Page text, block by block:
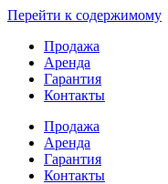
Перейти к содержимому
Продажа
Аренда
Гарантия
Контакты
Продажа
Аренда
Гарантия
Контакты